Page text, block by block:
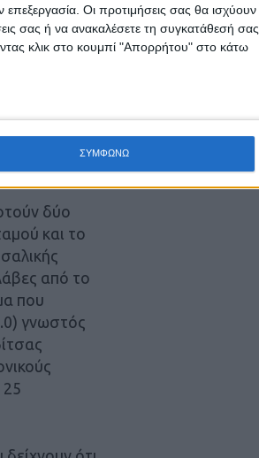
Οι προτιμήσεις σας θα ισχύουν
σας ή να ανακαλέσετε τη συγκατάθεσή σας
κλικ στο κουμπί "Απορρήτου" στο κάτω
ΣΥΜΦΩΝΩ
ισχυρό
ισχυρών
σεισμός
δύο
και το
από το
που
γνωστός